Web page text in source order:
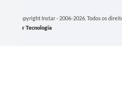
Copyright Instar - 2006-2026. Todos os
Instar Tecnologia